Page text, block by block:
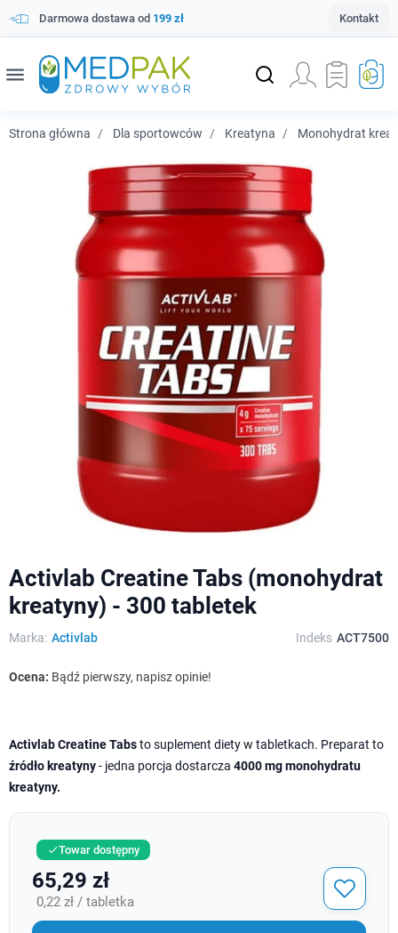
Darmowa dostawa od 199 zł Kontakt
menu
Strona główna Dla sportowców Kreatyna Monohydrat
Activlab Creatine Tabs (monohydrat
kreatyny) - 300 tabletek
Marka: Activlab Indeks ACT7500
Ocena: Bądź pierwszy, napisz opinie!
Activlab Creatine Tabsto suplement diety w tabletkach. Preparat to
źródło kreatyny- jedna porcja dostarcza 4000 mg monohydratu
kreatyny.
Towar dostępny
65,29 zł
0,22 zł / tabletka